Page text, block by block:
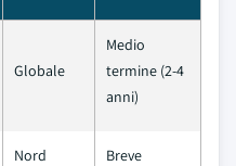
Globale
Medio
termine (2-4
anni)
Nord
Breve